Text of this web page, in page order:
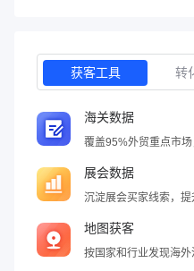
获客工具 转
海关数据
覆盖95%外贸重点市场
展会数据
沉淀展会买家线索，提
地图获客
按国家和行业发现海外